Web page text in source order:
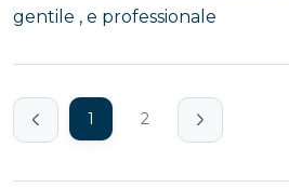
gentile , e professionale
1 2